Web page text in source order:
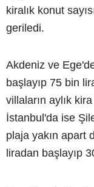
kiralık konut
geriledi.
Akdeniz ve
başlayıp 75 bin
villaların aylık
İstanbul'da ise
plaja yakın apart
liradan başlayıp